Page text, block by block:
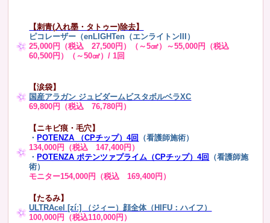
【刺青(入れ墨・タトゥー)除去】
ピコレーザー（enLIGHTen（エンライトンIII）
25,000円（税込 27,500円）（～5㎠）～55,000円（税込
60,500円）（～50㎠）/ 1回
【涙袋】
国産アラガン ジュビダームビスタボルベラXC
69,800円（税込 76,780円）
【ニキビ痕・毛穴】
・ POTENZA （CPチップ）4回
（看護師施術）
134,000円（税込 147,400円）
・ POTENZA ポテンツァプライム（CPチップ）4回
（看護師施
術）
モニター154,000円（税込 169,400円）
【たるみ】
ULTRAcel [zíː] （ジィー）顔全体（HIFU：ハイフ）
100,000円（税込110,000円）